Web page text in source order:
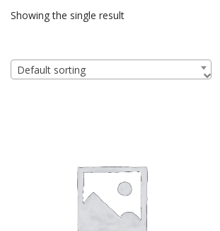
Showing the single result
Default sorting